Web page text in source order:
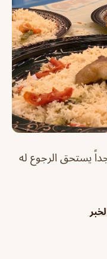
يستحق الرجوع له